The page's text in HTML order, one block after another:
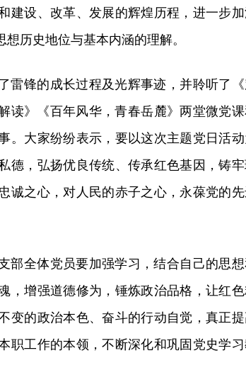
建设、改革、发展的辉煌历程，进一步
历史地位与基本内涵的理解。
雷锋的成长过程及光辉事迹，并聆听了
》《百年风华，青春岳麓》两堂微党课
。大家纷纷表示，要以这次主题党日活
德，弘扬优良传统、传承红色基因，铸
诚之心，对人民的赤子之心，永葆党的
部全体党员要加强学习，结合自己的思想
，增强道德修为，锤炼政治品格，让红
变的政治本色、奋斗的行动自觉，真正
职工作的本领，不断深化和巩固党史学